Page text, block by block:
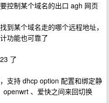
控制某个域名的出口 agh 网页
到某个域名走的哪个远程地址，
功能也可靠了
了
支持 dhcp option 配置和绑定静
、爱快之间来回切换